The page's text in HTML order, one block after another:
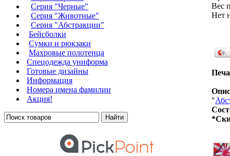
Серия "Черные"
Серия "Животные"
Серия "Абстракции"
Бейсболки
Сумки и рюкзаки
Махровые полотенца
Cпецодежда униформа
Готовые дизайны
Информация
Номера имена фамилии
Акция!
Вес
Нет
"